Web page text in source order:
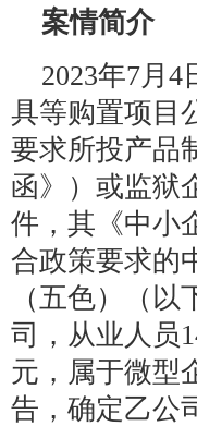
案情简介
2023年7月
具等购置项目
要求所投产品
函》）或监狱
件，其《中小
合政策要求的
（五色）（
司，从业人员
元，属于微型
告，确定乙公